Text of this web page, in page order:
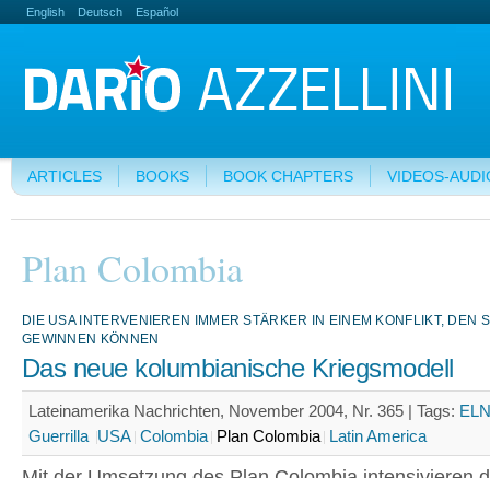
English Deutsch Español
ARTICLES BOOKS BOOK CHAPTERS VIDEOS-
Plan Colombia
DIE USA INTERVENIEREN IMMER STÄRKER IN EINEM KONFLIKT, DEN
GEWINNEN KÖNNEN
Das neue kolumbianische Kriegsmodell
Lateinamerika Nachrichten, November 2004, Nr. 365 | Tags: ELN
Guerrilla USA Colombia Plan Colombia Latin America